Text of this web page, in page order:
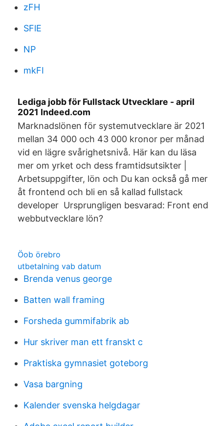
zFH
SFlE
NP
mkFI
Lediga jobb för Fullstack Utvecklare - april
2021 Indeed.com
Marknadslönen för systemutvecklare är 2021
mellan 34 000 och 43 000 kronor per månad
vid en lägre svårighetsnivå. Här kan du läsa
mer om yrket och dess framtidsutsikter |
Arbetsuppgifter, lön och Du kan också gå mer
åt frontend och bli en så kallad fullstack
developer Ursprungligen besvarad: Front end
webbutvecklare lön?
Öob örebro
utbetalning vab datum
Brenda venus george
Batten wall framing
Forsheda gummifabrik ab
Hur skriver man ett franskt c
Praktiska gymnasiet goteborg
Vasa bargning
Kalender svenska helgdagar